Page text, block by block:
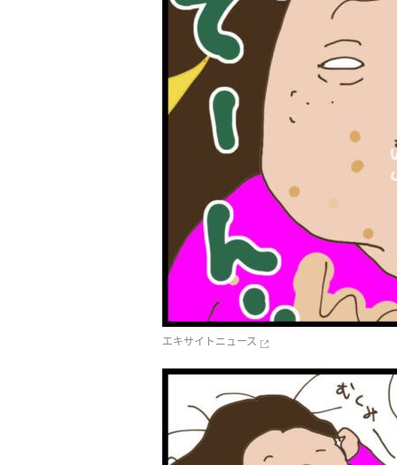
エキサイトニュース